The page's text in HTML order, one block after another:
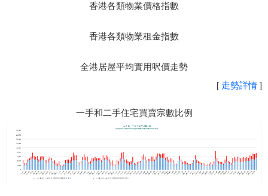
香港各類物業價格指數
香港各類物業租金指數
全港居屋平均實用呎價走勢
[ 走勢詳情 ]
一手和二手住宅買賣宗數比例